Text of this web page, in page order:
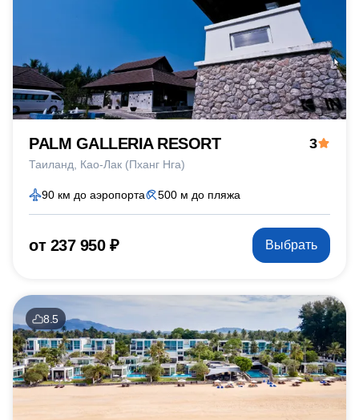
PALM GALLERIA RESORT
Таиланд Као-Лак (Пханг Нга)
3
90 км до аэропорта 500 м до пляжа
от 237 950 ₽ Выбрать
8.5